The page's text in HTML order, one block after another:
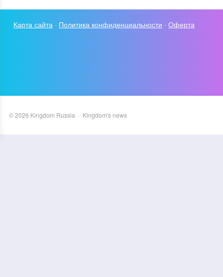
Карта сайта · Политика конфиденциальности ·Оферта
©2026 Kingdom Russia · Kingdom's news